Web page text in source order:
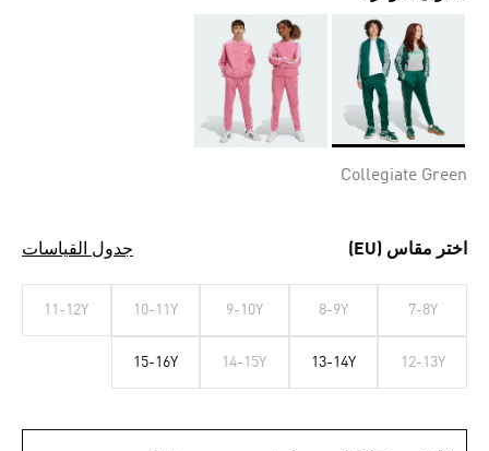
Collegiate Green
اختر مقاس (EU) جدول القياسات
7-8Y
8-9Y
9-10Y
10-11Y
11-12Y
12-13Y
13-14Y
14-15Y
15-16Y